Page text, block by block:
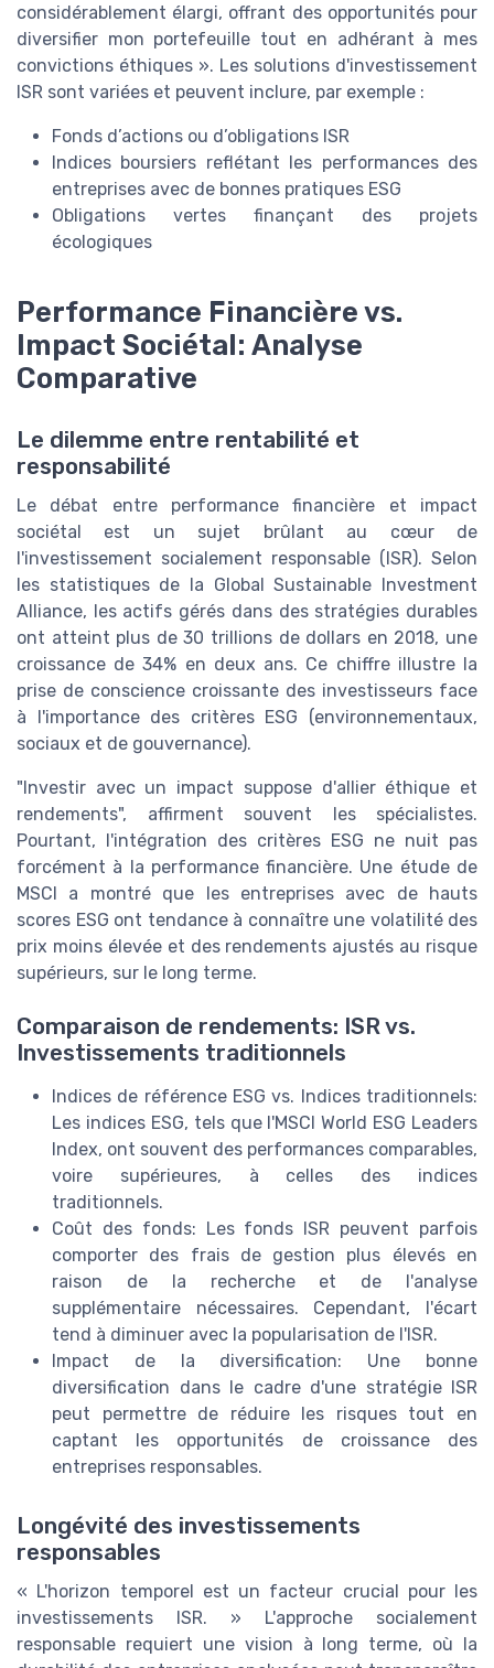
considérablement élargi, offrant des opportunités pour
diversifier mon portefeuille tout en adhérant à mes
convictions éthiques ». Les solutions d'investissement
ISR sont variées et peuvent inclure, par exemple :
Fonds d’actions ou d’obligations ISR
Indices boursiers reflétant les performances des
entreprises avec de bonnes pratiques ESG
Obligations vertes finançant des projets
écologiques
Performance Financière vs.
Impact Sociétal: Analyse
Comparative
Le dilemme entre rentabilité et
responsabilité
Le débat entre performance financière et impact
sociétal est un sujet brûlant au cœur de
l'investissement socialement responsable (ISR). Selon
les statistiques de la Global Sustainable Investment
Alliance, les actifs gérés dans des stratégies durables
ont atteint plus de 30 trillions de dollars en 2018, une
croissance de 34% en deux ans. Ce chiffre illustre la
prise de conscience croissante des investisseurs face
à l'importance des critères ESG (environnementaux,
sociaux et de gouvernance).
"Investir avec un impact suppose d'allier éthique et
rendements", affirment souvent les spécialistes.
Pourtant, l'intégration des critères ESG ne nuit pas
forcément à la performance financière. Une étude de
MSCI a montré que les entreprises avec de hauts
scores ESG ont tendance à connaître une volatilité des
prix moins élevée et des rendements ajustés au risque
supérieurs, sur le long terme.
Comparaison de rendements: ISR vs.
Investissements traditionnels
Indices de référence ESG vs. Indices traditionnels:
Les indices ESG, tels que l'MSCI World ESG Leaders
Index, ont souvent des performances comparables,
voire supérieures, à celles des indices
traditionnels.
Coût des fonds: Les fonds ISR peuvent parfois
comporter des frais de gestion plus élevés en
raison de la recherche et de l'analyse
supplémentaire nécessaires. Cependant, l'écart
tend à diminuer avec la popularisation de l'ISR.
Impact de la diversification: Une bonne
diversification dans le cadre d'une stratégie ISR
peut permettre de réduire les risques tout en
captant les opportunités de croissance des
entreprises responsables.
Longévité des investissements
responsables
« L'horizon temporel est un facteur crucial pour les
investissements ISR. » L'approche socialement
responsable requiert une vision à long terme, où la